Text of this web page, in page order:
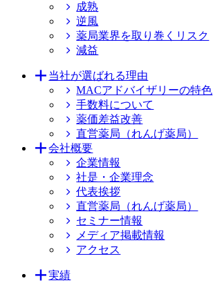
成熟
逆風
薬局業界を取り巻くリスク
減益
当社が選ばれる理由
MACアドバイザリーの特色
手数料について
薬価差益改善
直営薬局（れんげ薬局）
会社概要
企業情報
社是・企業理念
代表挨拶
直営薬局（れんげ薬局）
セミナー情報
メディア掲載情報
アクセス
実績